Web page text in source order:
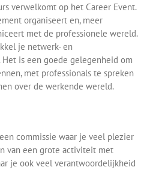
verwelkomt op het Career Event.
organiseert en, meer
met de professionele wereld.
je netwerk- en
is een goede gelegenheid om
met professionals te spreken
over de werkende wereld.
commissie waar je veel plezier
van een grote activiteit met
je ook veel verantwoordelijkheid